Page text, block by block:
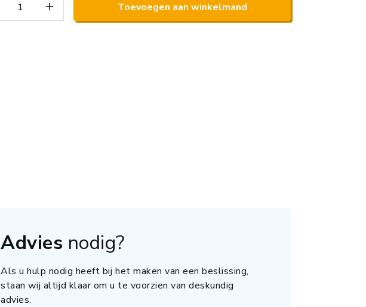
Toevoegen aan winkelmand
Advies nodig?
Als u hulp nodig heeft bij het maken van een beslissing,
staan wij altijd klaar om u te voorzien van deskundig
advies.